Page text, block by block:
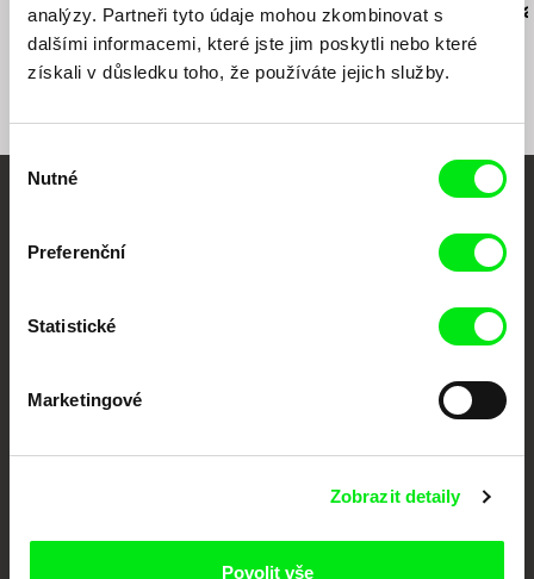
analýzy. Partneři tyto údaje mohou zkombinovat s
dalšími informacemi, které jste jim poskytli nebo které
získali v důsledku toho, že používáte jejich služby.
Výběr
souhlasu
Nutné
Preferenční
Statistické
Marketingové
Zobrazit detaily
Povolit vše
Ľalie poľné 322
included
Portál DAFilms.cz je výsledkem tvůrčí spolupráce 7 klíčových evropských
posouvat hranice dokumentárního filmu, propagovat jeho rozmanitost a